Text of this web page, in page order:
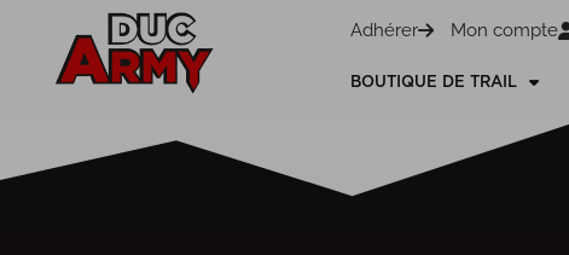
Adhérer Mon compte
BOUTIQUE DE TRAIL
Panneau de gestion des cookies